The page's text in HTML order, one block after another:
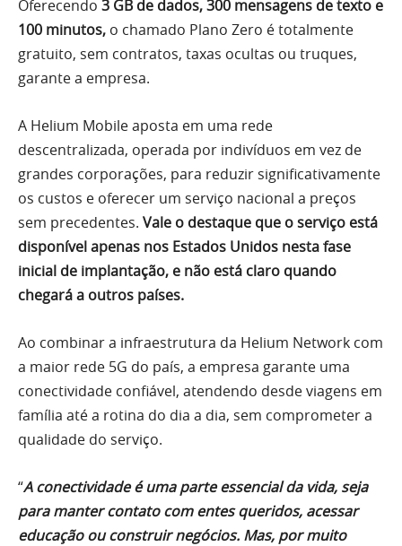
Oferecendo 3 GB de dados, 300 mensagens de texto e
100 minutos, o chamado Plano Zero é totalmente
gratuito, sem contratos, taxas ocultas ou truques,
garante a empresa.
A Helium Mobile aposta em uma rede
descentralizada, operada por indivíduos em vez de
grandes corporações, para reduzir significativamente
os custos e oferecer um serviço nacional a preços
sem precedentes. Vale o destaque que o serviço está
disponível apenas nos Estados Unidos nesta fase
inicial de implantação, e não está claro quando
chegará a outros países.
Ao combinar a infraestrutura da Helium Network com
a maior rede 5G do país, a empresa garante uma
conectividade confiável, atendendo desde viagens em
família até a rotina do dia a dia, sem comprometer a
qualidade do serviço.
“A conectividade é uma parte essencial da vida, seja
para manter contato com entes queridos, acessar
educação ou construir negócios. Mas, por muito